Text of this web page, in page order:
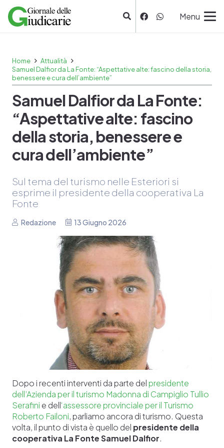
Menu
Home
Attualità
Samuel Dalfior da La Fonte: “Aspettative alte: fascino della storia,
benessere e cura dell’ambiente”
Samuel Dalfior da La Fonte:
“Aspettative alte: fascino
della storia, benessere e
cura dell’ambiente”
Sul tema del turismo nelle Esteriori si
esprime il presidente della cooperativa La
Fonte
Redazione 13 Giugno 2026
Dopo i recenti interventi da parte del presidente
dell’Azienda per il turismo Madonna di Campiglio Tullio
Serafini e dell‘assessore provinciale per il Turismo
Roberto Failoni, parliamo ancora di turismo. Questa
volta, il punto di vista è quello del presidente della
cooperativa La Fonte Samuel Dalfior.